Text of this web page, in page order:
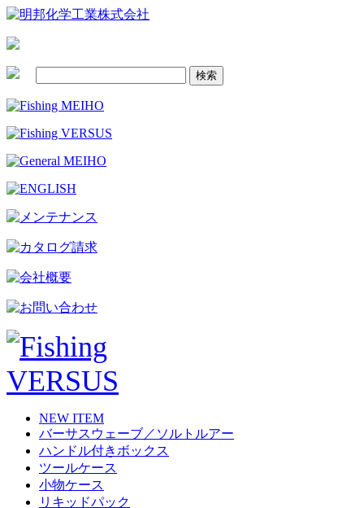
NEW ITEM
バーサスウェーブ／ソルトルアー
ハンドル付きボックス
ツールケース
小物ケース
リキッドパック